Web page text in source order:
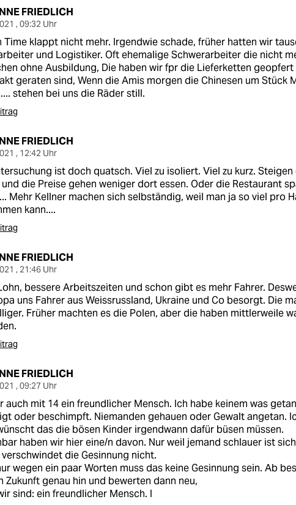
FRIEDLICH
, 09:32 Uhr
Time klappt nicht mehr. Irgendwie schade, früher hatten wir
und Logistiker. Oft ehemalige Schwerarbeiter die nicht
ohne Ausbildung, Die haben wir fpr die Lieferketten geopfert
geraten sind, Wenn die Amis morgen die Chinesen um Stück
stehen bei uns die Räder still.
FRIEDLICH
, 12:42 Uhr
ist doch quatsch. Viel zu isoliert. Viel zu kurz.
die Preise gehen weniger dort essen. Oder die Restaurant
Mehr Kellner machen sich selbständig, weil man ja so viel pro
kann....
FRIEDLICH
, 21:46 Uhr
bessere Arbeitszeiten und schon gibt es mehr Fahrer.
uns Fahrer aus Weissrussland, Ukraine und Co besorgt. Die
Früher machten es die Polen, aber die haben mittlerweile
FRIEDLICH
, 09:27 Uhr
auch mit 14 ein freundlicher Mensch. Ich habe keinem was
oder beschimpft. Niemanden gehauen oder Gewalt angetan.
das die bösen Kinder irgendwann dafür büsen müssen.
haben wir hier eine/n davon. Nur weil jemand schlauer ist
die Gesinnung nicht.
wegen ein paar Worten muss das keine Gesinnung sein. Ab
Zukunft genau hin und bewerten dann neu,
sind: ein freundlicher Mensch. I